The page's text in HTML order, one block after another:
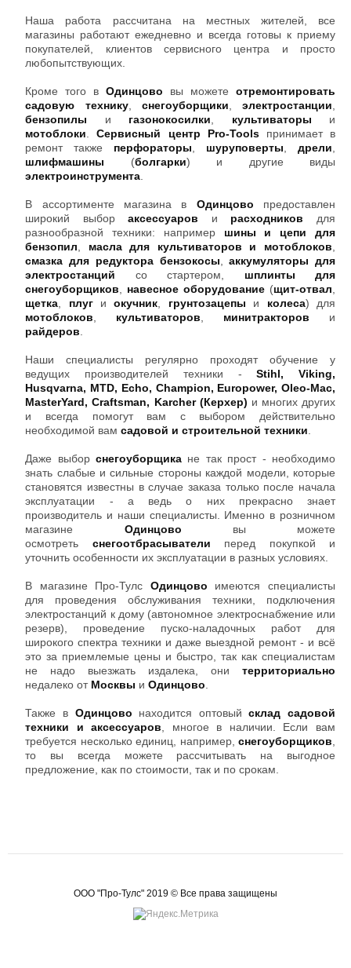
Наша работа рассчитана на местных жителей, все
магазины работают ежедневно и всегда готовы к приему
покупателей, клиентов сервисного центра и просто
любопытствующих.
Кроме того вОдинцово вы можете отремонтировать
садовую технику, снегоуборщики, электростанции,
бензопилы и газонокосилки, культиваторы и
мотоблоки.Сервисный центр Pro-Toolsпринимает в
ремонт также перфораторы, шуруповерты, дрели,
шлифмашины (болгарки) и другие виды
электроинструмента.
В ассортименте магазина в Одинцово предоставлен
широкий выбораксессуаров и расходников для
разнообразной техники: например шины и цепи для
бензопил, масла для культиваторов и мотоблоков,
смазка для редуктора бензокосы,аккумуляторы для
электростанций со стартером, шплинты для
снегоуборщиков, навесное оборудование (щит-отвал,
щетка, плугиокучник, грунтозацепы и колеса) для
мотоблоков, культиваторов, минитракторов и
райдеров.
Наши специалисты регулярно проходят обучение у
ведущих производителей техники -Stihl, Viking,
Husqvarna, MTD, Echo, Champion, Europower, Oleo-Mac,
MasterYard, Craftsman, Karcher (Керхер) и многих других
и всегда помогут вам с выбором действительно
необходимой вамсадовой и строительной техники.
Даже выборснегоуборщика не так прост - необходимо
знать слабые и сильные стороны каждой модели, которые
становятся известны в случае заказа только после начала
эксплуатации - а ведь о них прекрасно знает
производитель и наши специалисты. Именно в розничном
магазине Одинцово вы можете
осмотреть снегоотбрасыватели перед покупкой и
уточнить особенности их эксплуатации в разных условиях.
В магазине Про-Тулс Одинцово имеются специалисты
для проведения обслуживания техники, подключения
электростанций к дому (автономное электроснабжение или
резерв), проведение пуско-наладочных работ для
широкого спектра техники и даже выездной ремонт - и всё
это за приемлемые цены и быстро, так как специалистам
не надо выезжать издалека, они территориально
недалеко от Москвы иОдинцово.
Также в Одинцово находится оптовыйсклад садовой
техники и аксессуаров, многое в наличии. Если вам
требуется несколько единиц, например, снегоуборщиков,
то вы всегда можете рассчитывать на выгодное
предложение, как по стоимости, так и по срокам.
ООО "Про-Тулс" 2019 © Все права защищены